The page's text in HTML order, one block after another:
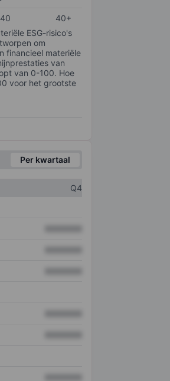
40+
ESG-risico's
om
financieel materiële
van
van 0-100. Hoe
voor het grootste
Per kwartaal
Q4